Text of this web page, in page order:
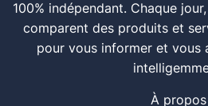
100% indépendant. Chaque
comparent des produits et
pour vous informer et vous
À propos